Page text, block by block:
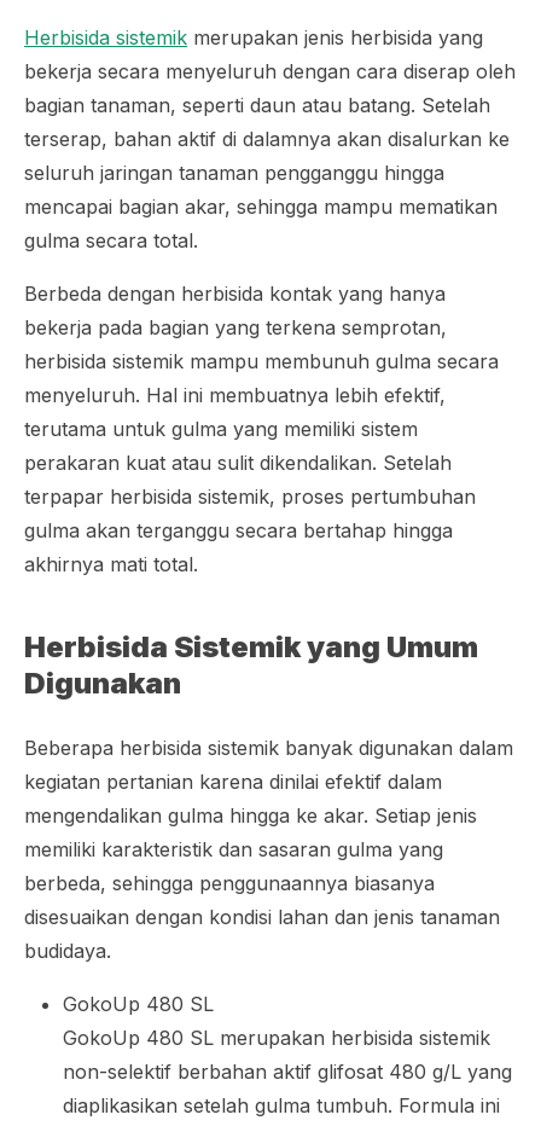
Herbisida sistemik merupakan jenis herbisida yang
bekerja secara menyeluruh dengan cara diserap oleh
bagian tanaman, seperti daun atau batang. Setelah
terserap, bahan aktif di dalamnya akan disalurkan ke
seluruh jaringan tanaman pengganggu hingga
mencapai bagian akar, sehingga mampu mematikan
gulma secara total.
Berbeda dengan herbisida kontak yang hanya
bekerja pada bagian yang terkena semprotan,
herbisida sistemik mampu membunuh gulma secara
menyeluruh. Hal ini membuatnya lebih efektif,
terutama untuk gulma yang memiliki sistem
perakaran kuat atau sulit dikendalikan. Setelah
terpapar herbisida sistemik, proses pertumbuhan
gulma akan terganggu secara bertahap hingga
akhirnya mati total.
Herbisida Sistemik yang Umum
Digunakan
Beberapa herbisida sistemik banyak digunakan dalam
kegiatan pertanian karena dinilai efektif dalam
mengendalikan gulma hingga ke akar. Setiap jenis
memiliki karakteristik dan sasaran gulma yang
berbeda, sehingga penggunaannya biasanya
disesuaikan dengan kondisi lahan dan jenis tanaman
budidaya.
GokoUp 480 SL
GokoUp 480 SL merupakan herbisida sistemik
non-selektif berbahan aktif glifosat 480 g/L yang
diaplikasikan setelah gulma tumbuh. Formula ini